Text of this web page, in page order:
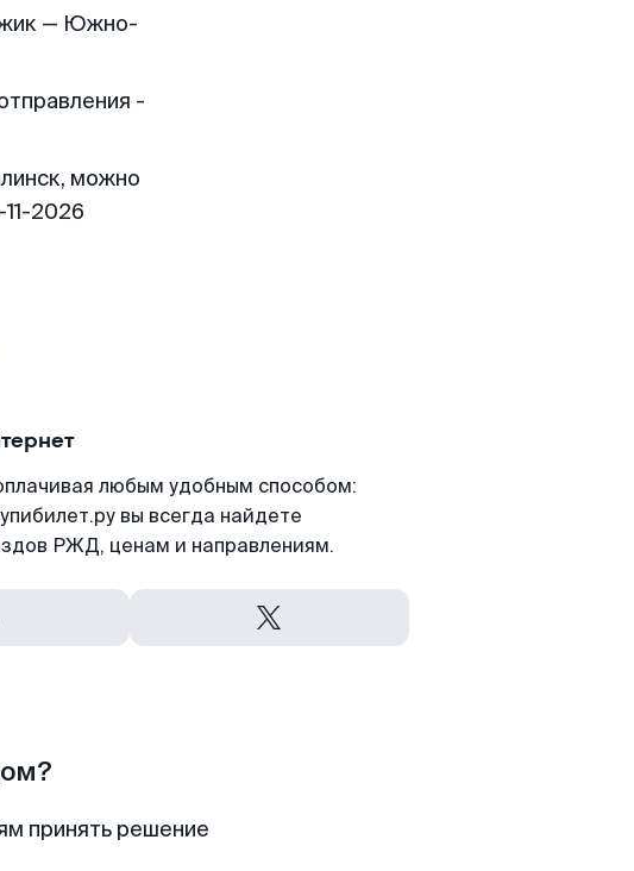
— Южно-
-
можно
2026
любым удобным способом:
вы всегда найдете
РЖД, ценам и направлениям.
принять решение